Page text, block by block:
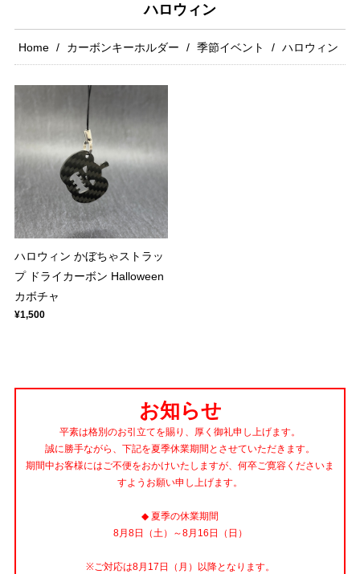
ハロウィン
Home カーボンキーホルダー 季節イベント ハロウィン
ハロウィン かぼちゃストラッ
プ ドライカーボン Halloween
カボチャ
¥1,500
お知らせ
平素は格別のお引立てを賜り、厚く御礼申し上げます。
誠に勝手ながら、下記を夏季休業期間とさせていただきます。
期間中お客様にはご不便をおかけいたしますが、何卒ご寛容くださいま
すようお願い申し上げます。
◆ 夏季の休業期間
8月8日（土）～8月16日（日）
※ご対応は8月17日（月）以降となります。